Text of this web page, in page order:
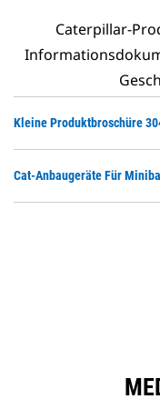
Caterpillar-
Kleine Produktbroschüre
Cat-Anbaugeräte Für